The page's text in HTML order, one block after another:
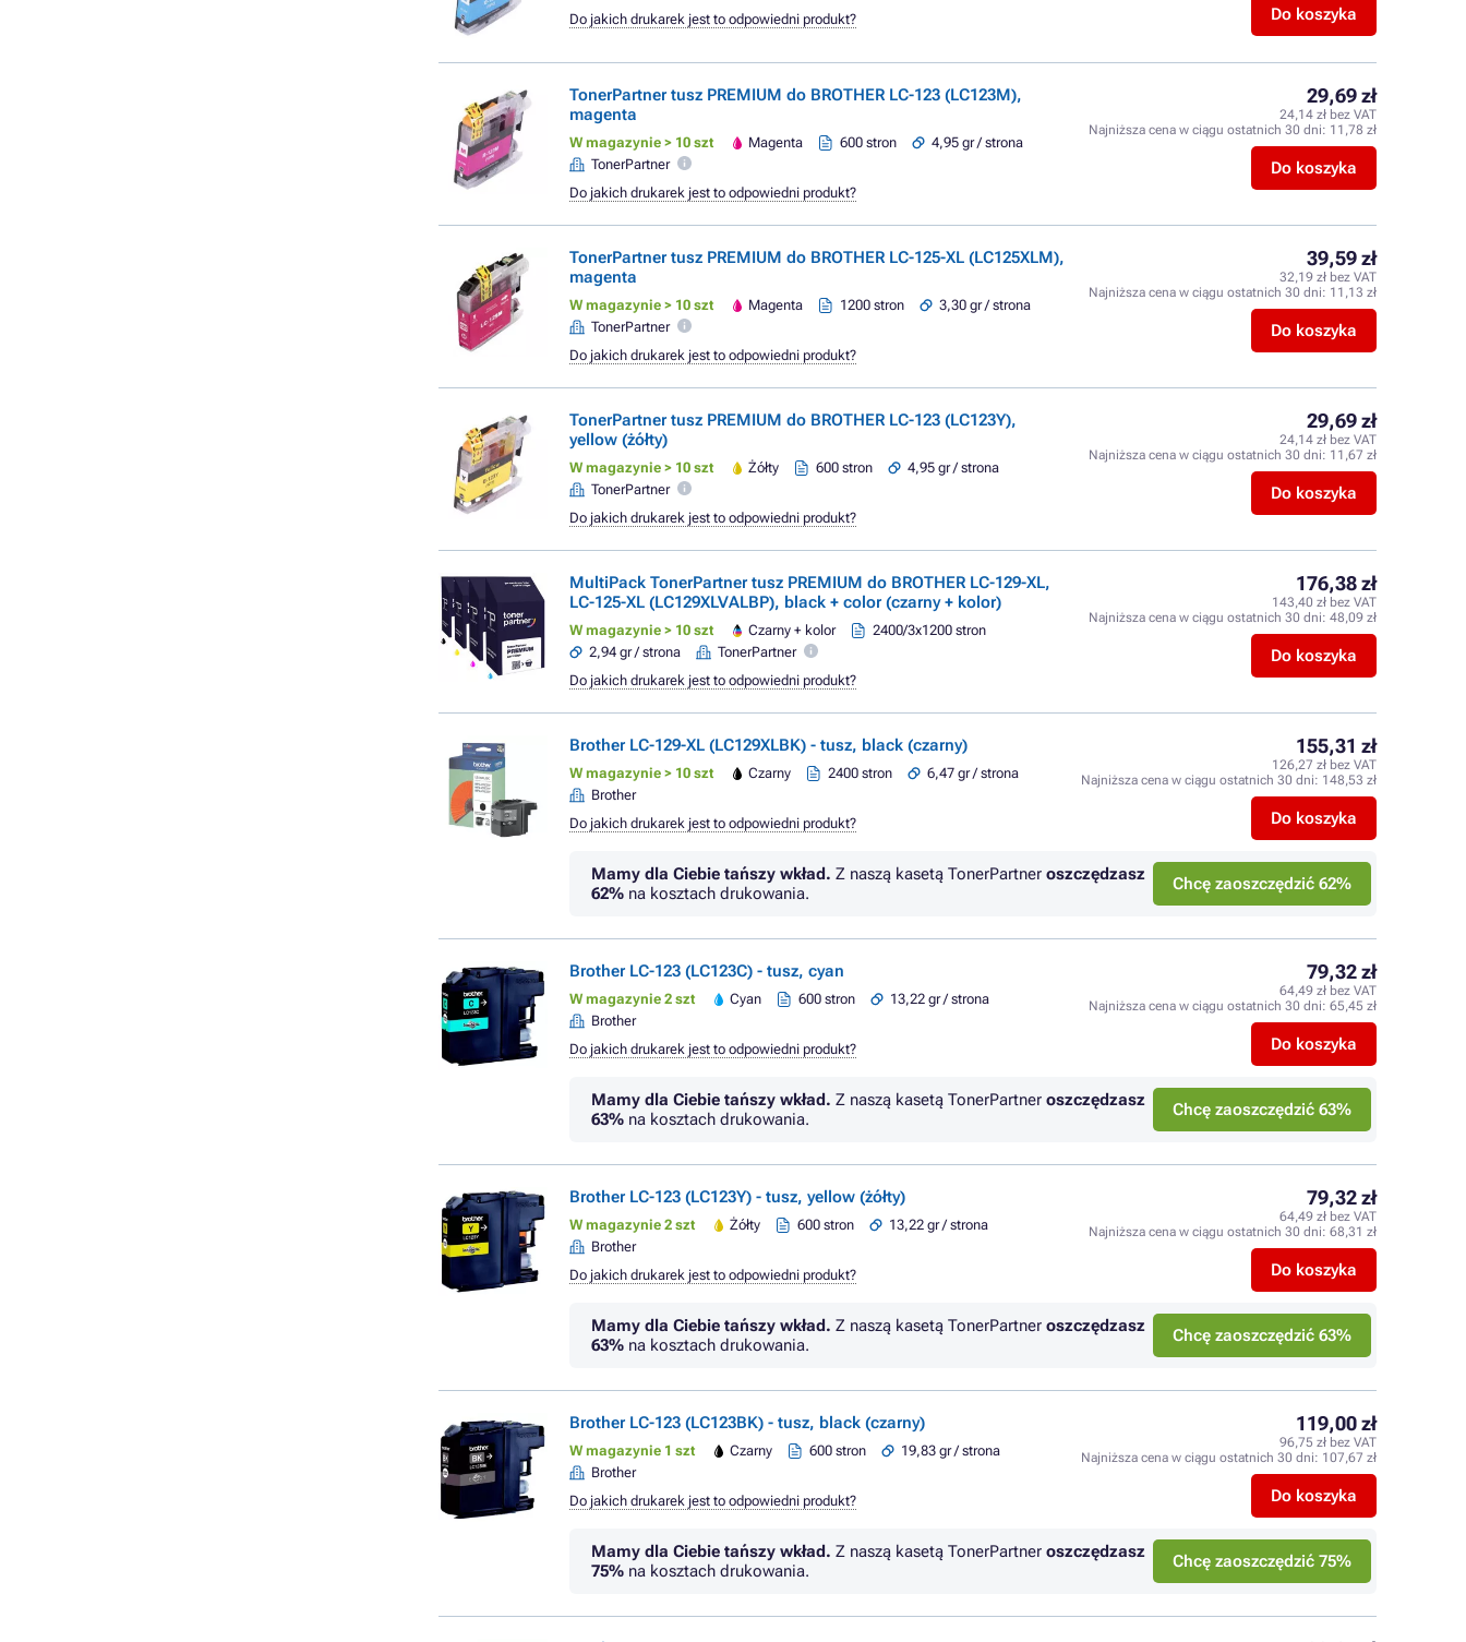
Do koszyka
Do jakich drukarek jest to odpowiedni produkt?
TonerPartner tusz PREMIUM do BROTHER LC-123 (LC123M),
magenta
W magazynie > 10 szt Magenta 600 stron
4,95 gr / strona
TonerPartner
29,69 zł
24,14 zł bez VAT
Najniższa cena w ciągu ostatnich 30 dni: 11,78 zł
Do koszyka
Do jakich drukarek jest to odpowiedni produkt?
TonerPartner tusz PREMIUM do BROTHER LC-125-XL (LC125XLM),
magenta
W magazynie > 10 szt Magenta 1200 stron
3,30 gr / strona
TonerPartner
39,59 zł
32,19 zł bez VAT
Najniższa cena w ciągu ostatnich 30 dni: 11,13 zł
Do koszyka
Do jakich drukarek jest to odpowiedni produkt?
TonerPartner tusz PREMIUM do BROTHER LC-123 (LC123Y),
yellow (żółty)
W magazynie > 10 szt Żółty 600 stron
4,95 gr / strona
TonerPartner
29,69 zł
24,14 zł bez VAT
Najniższa cena w ciągu ostatnich 30 dni: 11,67 zł
Do koszyka
Do jakich drukarek jest to odpowiedni produkt?
MultiPack TonerPartner tusz PREMIUM do BROTHER LC-129-XL,
LC-125-XL (LC129XLVALBP), black + color (czarny + kolor)
W magazynie > 10 szt Czarny + kolor
2400/3x1200 stron
2,94 gr / strona
TonerPartner
176,38 zł
143,40 zł bez VAT
Najniższa cena w ciągu ostatnich 30 dni: 48,09 zł
Do koszyka
Do jakich drukarek jest to odpowiedni produkt?
Brother LC-129-XL (LC129XLBK) - tusz, black (czarny)
W magazynie > 10 szt Czarny 2400 stron
6,47 gr / strona
Brother
155,31 zł
126,27 zł bez VAT
Najniższa cena w ciągu ostatnich 30 dni: 148,53 zł
Do koszyka
Do jakich drukarek jest to odpowiedni produkt?
Mamy dla Ciebie tańszy wkład. Z naszą kasetą TonerPartner oszczędzasz
62% na kosztach drukowania. Chcę zaoszczędzić 62%
Brother LC-123 (LC123C) - tusz, cyan
W magazynie 2 szt Cyan 600 stron
13,22 gr / strona
Brother
79,32 zł
64,49 zł bez VAT
Najniższa cena w ciągu ostatnich 30 dni: 65,45 zł
Do koszyka
Do jakich drukarek jest to odpowiedni produkt?
Mamy dla Ciebie tańszy wkład. Z naszą kasetą TonerPartner oszczędzasz
63% na kosztach drukowania. Chcę zaoszczędzić 63%
Brother LC-123 (LC123Y) - tusz, yellow (żółty)
W magazynie 2 szt Żółty 600 stron
13,22 gr / strona
Brother
79,32 zł
64,49 zł bez VAT
Najniższa cena w ciągu ostatnich 30 dni: 68,31 zł
Do koszyka
Do jakich drukarek jest to odpowiedni produkt?
Mamy dla Ciebie tańszy wkład. Z naszą kasetą TonerPartner oszczędzasz
63% na kosztach drukowania. Chcę zaoszczędzić 63%
Brother LC-123 (LC123BK) - tusz, black (czarny)
W magazynie 1 szt Czarny 600 stron
19,83 gr / strona
Brother
119,00 zł
96,75 zł bez VAT
Najniższa cena w ciągu ostatnich 30 dni: 107,67 zł
Do koszyka
Do jakich drukarek jest to odpowiedni produkt?
Mamy dla Ciebie tańszy wkład. Z naszą kasetą TonerPartner oszczędzasz
75% na kosztach drukowania. Chcę zaoszczędzić 75%